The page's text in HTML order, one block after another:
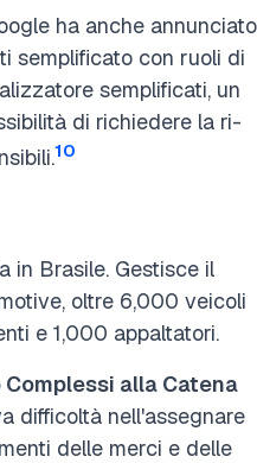
ha anche annunciato
semplificato con ruoli di
semplificati, un
di richiedere la ri-
10
in Brasile. Gestisce il
oltre 6,000 veicoli
e 1,000 appaltatori.
alla Catena
difficoltà nell'assegnare
delle merci e delle